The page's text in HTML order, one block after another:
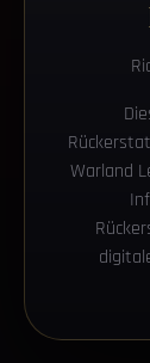
Warland